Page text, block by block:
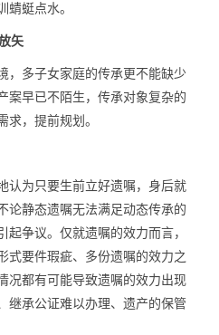
蜻蜓点水。
矢
，多子女家庭的传承更不能缺少
案早已不陌生，传承对象复杂的
求，提前规划。
认为只要生前立好遗嘱，身后就
论静态遗嘱无法满足动态传承的
争议。仅就遗嘱的效力而言，
式要件瑕疵、多份遗嘱的效力之
况都有可能导致遗嘱的效力出现
继承公证难以办理、遗产的保管